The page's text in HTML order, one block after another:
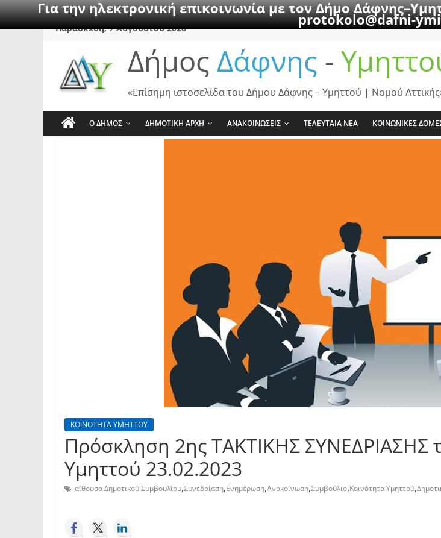
Για την ηλεκτρονική επικοινωνία με τον Δήμο
protokolo@dafni-
SkipΠαρασκευή, 7 Αυγούστου 2026
Δήμος Δάφνης -
«Επίσημη ιστοσελίδα του Δήμου Δάφνης – Υμηττού | Νομού
Ο ΔΗΜΟΣ ΔΗΜΟΤΙΚΗ ΑΡΧΗ ΑΝΑΚΟΙΝΩΣΕΙΣ ΤΕΛΕΥΤΑΙΑ ΝΕΑ ΚΟΙΝΩΝΙΚΕΣ
ΚΟΙΝΟΤΗΤΑ ΥΜΗΤΤΟΥ
Πρόσκληση 2ης TAKTIKHΣ ΣΥΝΕΔΡΙΑΣΗΣ
Υμηττού 23.02.2023
αίθουσα Δημοτικού Συμβουλίου,Συνεδρίαση,Ενημέρωση,Ανακοίνωση,Συμβούλιο,Κοινότητα Υμηττού,